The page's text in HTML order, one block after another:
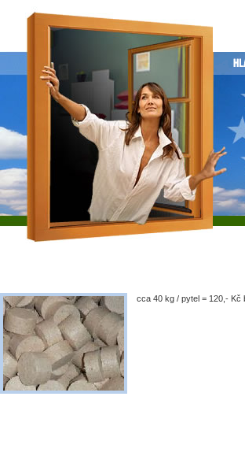
cca 40 kg / pytel = 120,- Kč